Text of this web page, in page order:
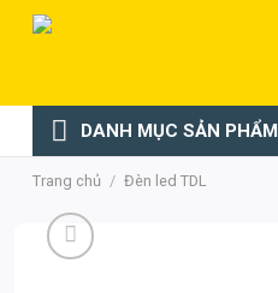
Chuyển
dung
DANH MỤC SẢN PHẨM
Trang chủ / Đèn led TDL